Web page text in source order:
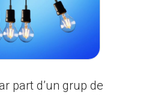
part d’un grup de